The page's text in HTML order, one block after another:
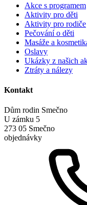
Akce s programem
Aktivity pro děti
Aktivity pro rodiče
Pečování o děti
Masáže a
Oslavy
Ukázky z našich
Ztráty a nálezy
Kontakt
Dům rodin Smečno
U zámku 5
273 05 Smečno
objednávky